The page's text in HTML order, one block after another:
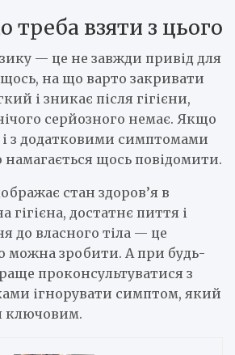
треба взяти з цього
— це не завжди привід для
на що варто закривати
і зникає після гігієни,
серйозного немає. Якщо
і з додатковими симптомами
щось повідомити.
стан здоров’я в
гігієна, достатнє пиття і
до власного тіла — це
можна зробити. А при будь-
проконсультуватися з
ігнорувати симптом, який
ключовим.